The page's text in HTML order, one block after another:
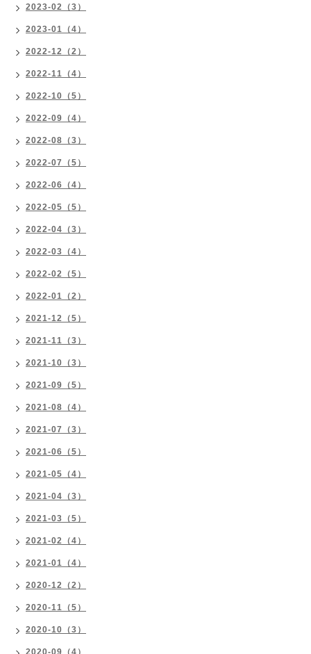
2023-02（3）
2023-01（4）
2022-12（2）
2022-11（4）
2022-10（5）
2022-09（4）
2022-08（3）
2022-07（5）
2022-06（4）
2022-05（5）
2022-04（3）
2022-03（4）
2022-02（5）
2022-01（2）
2021-12（5）
2021-11（3）
2021-10（3）
2021-09（5）
2021-08（4）
2021-07（3）
2021-06（5）
2021-05（4）
2021-04（3）
2021-03（5）
2021-02（4）
2021-01（4）
2020-12（2）
2020-11（5）
2020-10（3）
2020-09（4）